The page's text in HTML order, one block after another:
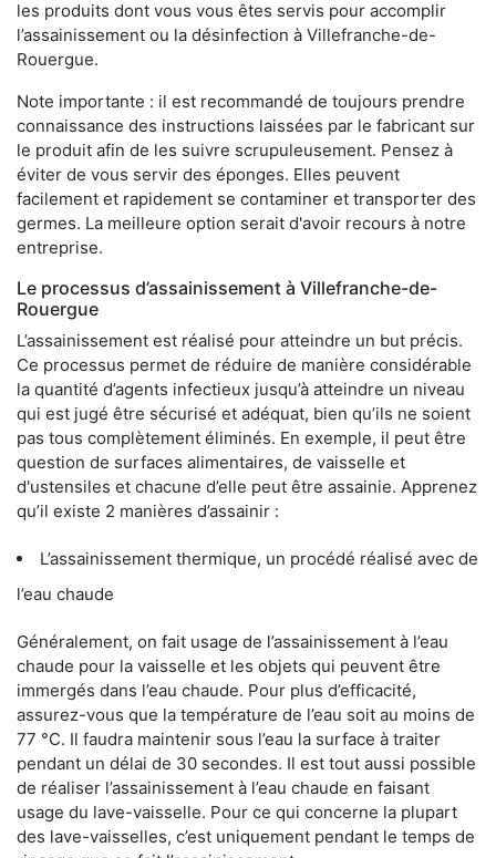
les produits dont vous vous êtes servis pour accomplir
l’assainissement ou la désinfection à Villefranche-de-
Rouergue.
Note importante : il est recommandé de toujours prendre
connaissance des instructions laissées par le fabricant sur
le produit afin de les suivre scrupuleusement. Pensez à
éviter de vous servir des éponges. Elles peuvent
facilement et rapidement se contaminer et transporter des
germes. La meilleure option serait d'avoir recours à notre
entreprise.
Le processus d’assainissement à Villefranche-de-
Rouergue
L’assainissement est réalisé pour atteindre un but précis.
Ce processus permet de réduire de manière considérable
la quantité d’agents infectieux jusqu’à atteindre un niveau
qui est jugé être sécurisé et adéquat, bien qu’ils ne soient
pas tous complètement éliminés. En exemple, il peut être
question de surfaces alimentaires, de vaisselle et
d'ustensiles et chacune d’elle peut être assainie. Apprenez
qu’il existe 2 manières d’assainir :
L’assainissement thermique, un procédé réalisé avec de
l’eau chaude
Généralement, on fait usage de l’assainissement à l’eau
chaude pour la vaisselle et les objets qui peuvent être
immergés dans l’eau chaude. Pour plus d’efficacité,
assurez-vous que la température de l’eau soit au moins de
77 °C. Il faudra maintenir sous l’eau la surface à traiter
pendant un délai de 30 secondes. Il est tout aussi possible
de réaliser l’assainissement à l’eau chaude en faisant
usage du lave-vaisselle. Pour ce qui concerne la plupart
des lave-vaisselles, c’est uniquement pendant le temps de